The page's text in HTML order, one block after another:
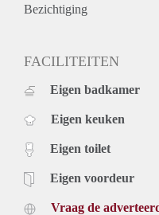
Bezichtiging
FACILITEITEN
Eigen badkamer
Eigen keuken
Eigen toilet
Eigen voordeur
Vraag de